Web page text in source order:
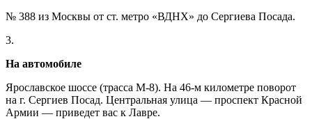
№ 388 из Москвы от ст. метро «ВДНХ» до Сергиева Посада.
3.
На автомобиле
Ярославское шоссе (трасса М-8). На 46-м километре поворот
на г. Сергиев Посад. Центральная улица — проспект Красной
Армии — приведет вас к Лавре.